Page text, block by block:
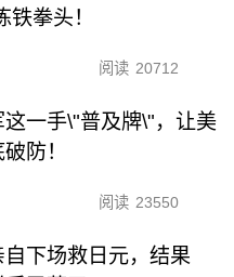
铁拳头！
阅读 20712
这一手\"普及牌\"，让美
防！
阅读 23550
自下场救日元，结果